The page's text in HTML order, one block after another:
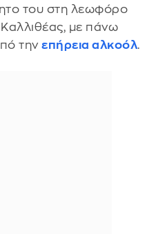
του στη λεωφόρο
με πάνω
την επήρεια αλκοόλ.